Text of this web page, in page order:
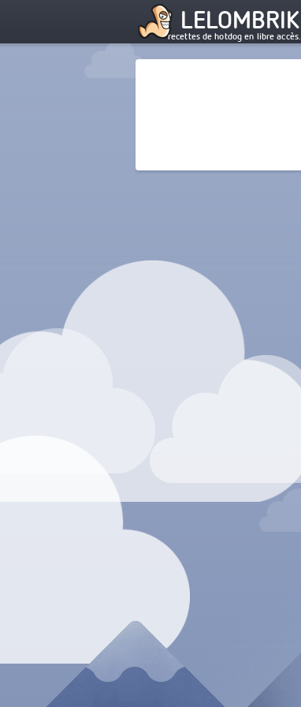
LELOMBRIK
recettes de hotdog en libre accès.